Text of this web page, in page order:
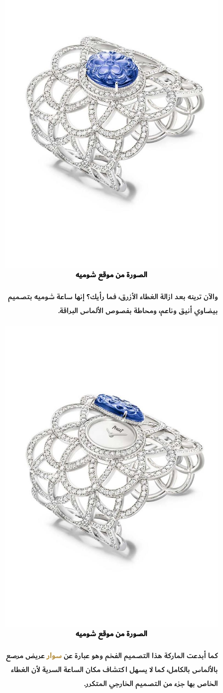
الصورة من موقع شوميه
والآن ترينه بعد ازالة الغطاء الأزرق، فما رأيك؟ إنها ساعة شوميه بتصميم
بيضاوي أنيق وناعم، ومحاطة بفصوص الألماس البراقة.
الصورة من موقع شوميه
كما أبدعت الماركة هذا التصميم الفخم وهو عبارة عنسوارعريض مرصع
بالألماس بالكامل، كما لا يسهل اكتشاف مكان الساعة السرية لأن الغطاء
الخاص بها جزء من التصميم الخارجي المتكرر.